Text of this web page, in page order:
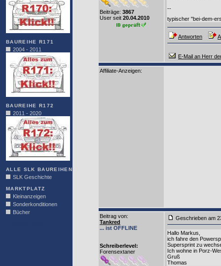
BAUREIHE R171
2004 - 2011
BAUREIHE R172
2011 - 2020
ALLE SLK BAUREIHEN
SLK Geschichte
MARKTPLATZ
Kleinanzeigen
Sonderkonditionen
Bücher
Beiträge: 3867
User seit 20.04.2010
--
typischer "bei-dem-
Antworten
E-Mail an Herr
Affiliate-Anzeigen:
Beitrag von:
Tankred
... ist OFFLINE
Schreiberlevel:
Forensextaner
Geschrieben am
Hallo Markus,
ich fahre den
Supersprint zu
Ich wohne in Porz-
Gruß
Thomas